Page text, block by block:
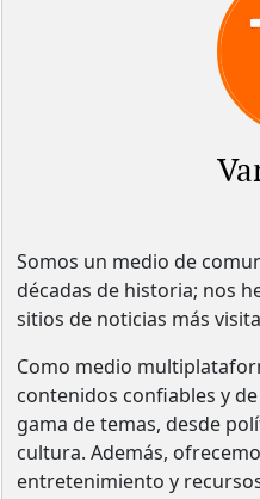
Somos un medio de
décadas de historia; nos
sitios de noticias más
Como medio
contenidos confiables y
gama de temas, desde
cultura. Además,
entretenimiento y